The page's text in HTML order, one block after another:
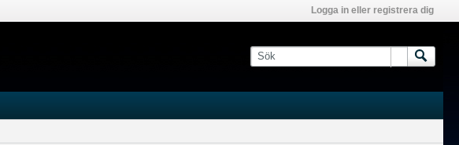
Logga in eller registrera dig